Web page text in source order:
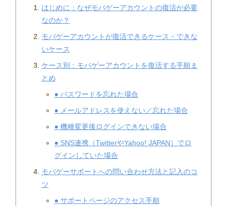
はじめに：なぜモバゲーアカウントの復活が必要
なのか？
モバゲーアカウントが復活できるケース・できな
いケース
ケース別：モバゲーアカウントを復活する手順ま
とめ
● パスワードを忘れた場合
● メールアドレスを使えない／忘れた場合
● 機種変更後ログインできない場合
● SNS連携（TwitterやYahoo! JAPAN）でロ
グインしていた場合
モバゲーサポートへの問い合わせ方法と記入のコ
ツ
● サポートページのアクセス手順